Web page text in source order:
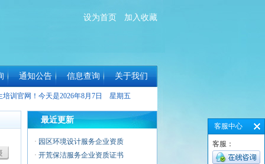
设为首页 加入收藏
通知公告 信息查询 关于我们
训官网！今天是2026年8月7日 星期五
最近更新
· 园区环境设计服务企业资质
· 开荒保洁服务企业资质证书
客服中心
客服：